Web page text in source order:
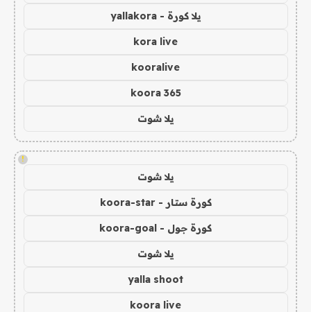
يلا كورة - yallakora
kora live
kooralive
koora 365
يلا شوت
!
يلا شوت
كورة ستار - koora-star
كورة جول - koora-goal
يلا شوت
yalla shoot
koora live